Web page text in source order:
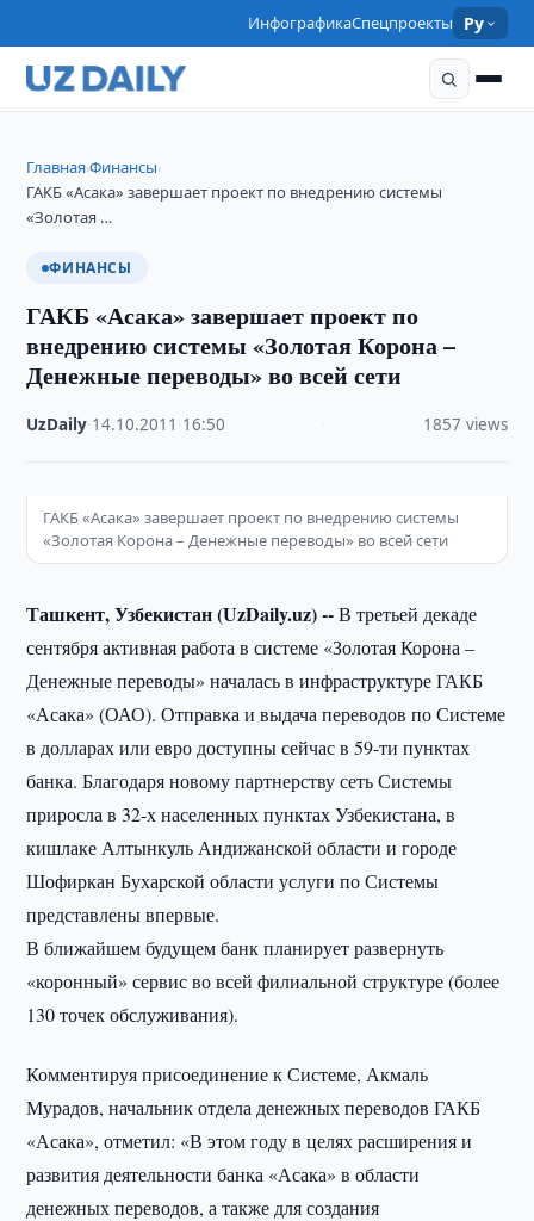
ИнфографикаСпецпроекты Ру
Главная›Финансы›
ГАКБ «Асака» завершает проект по внедрению системы
«Золотая …
ФИНАНСЫ
ГАКБ «Асака» завершает проект по
внедрению системы «Золотая Корона –
Денежные переводы» во всей сети
UzDaily 14.10.2011 16:50 1857 views
ГАКБ «Асака» завершает проект по внедрению системы
«Золотая Корона – Денежные переводы» во всей сети
Ташкент, Узбекистан (UzDaily.uz) --В третьей декаде
сентября активная работа в системе «Золотая Корона –
Денежные переводы» началась в инфраструктуре ГАКБ
«Асака» (ОАО). Отправка и выдача переводов по Системе
в долларах или евро доступны сейчас в 59-ти пунктах
банка. Благодаря новому партнерству сеть Системы
приросла в 32-х населенных пунктах Узбекистана, в
кишлаке Алтынкуль Андижанской области и городе
Шофиркан Бухарской области услуги по Системы
представлены впервые.
В ближайшем будущем банк планирует развернуть
«коронный» сервис во всей филиальной структуре (более
130 точек обслуживания).
Комментируя присоединение к Системе, Акмаль
Мурадов, начальник отдела денежных переводов ГАКБ
«Асака», отметил: «В этом году в целях расширения и
развития деятельности банка «Асака» в области
денежных переводов, а также для создания